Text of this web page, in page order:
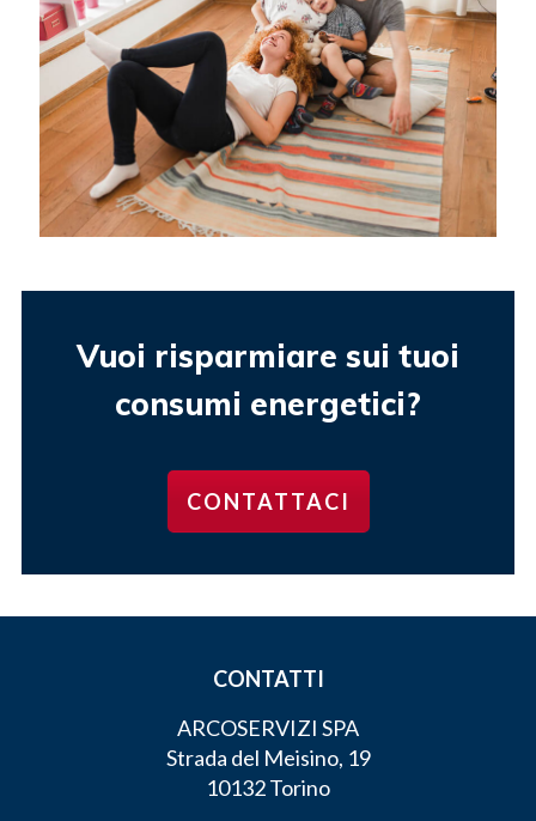
Vuoi risparmiare sui tuoi
consumi energetici?
CONTATTACI
CONTATTI
ARCOSERVIZI SPA
Strada del Meisino, 19
10132 Torino